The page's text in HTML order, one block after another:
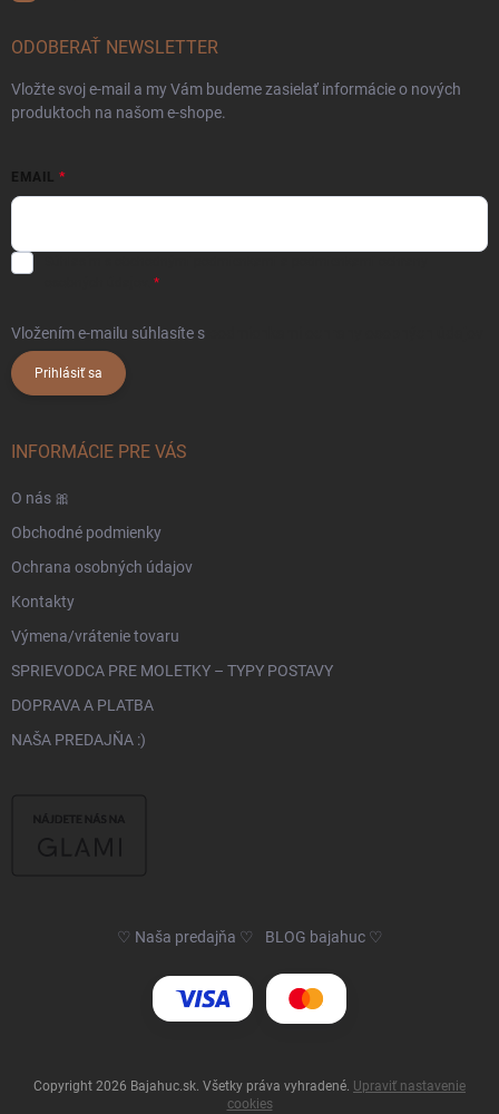
ODOBERAŤ NEWSLETTER
Vložte svoj e-mail a my Vám budeme zasielať informácie o nových
produktoch na našom e-shope.
EMAIL
Vložením e-mailu súhlasíte s
Prihlásiť sa
INFORMÁCIE PRE VÁS
O nás 🎀
Obchodné podmienky
Ochrana osobných údajov
Kontakty
Výmena/vrátenie tovaru
SPRIEVODCA PRE MOLETKY – TYPY POSTAVY
DOPRAVA A PLATBA
NAŠA PREDAJŇA :)
♡ Naša predajňa ♡ BLOG bajahuc ♡
Copyright 2026 Bajahuc.sk . Všetky práva vyhradené. Upraviť nastavenie
cookies